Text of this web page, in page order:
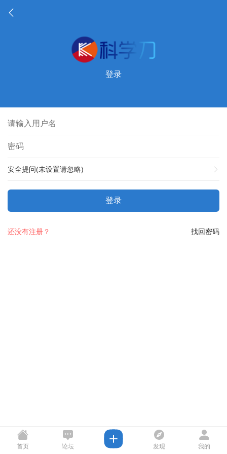
登录
安全提问(未设置请忽略)
登录
找回密码
还没有注册？
首页 论坛 发现 我的